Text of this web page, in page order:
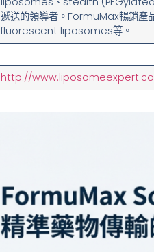
遞送的領導者。FormuMax暢
fluorescent liposomes等。
http://